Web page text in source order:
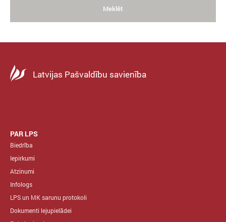
Meklēt
Latvijas Pašvaldību savienība
PAR LPS
Biedrība
Iepirkumi
Atzinumi
Infologs
LPS un MK sarunu protokoli
Dokumenti lejupielādei